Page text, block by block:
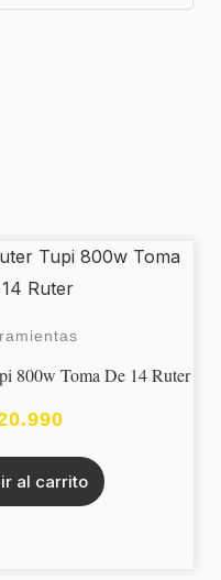
800w Toma De 14 Ruter
al carrito